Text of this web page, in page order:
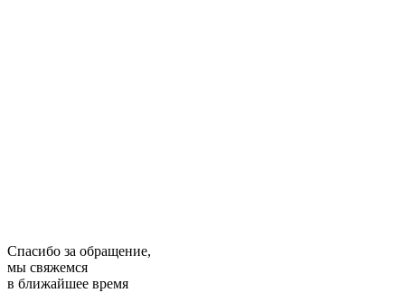
Спасибо за обращение,
мы свяжемся
в ближайшее время